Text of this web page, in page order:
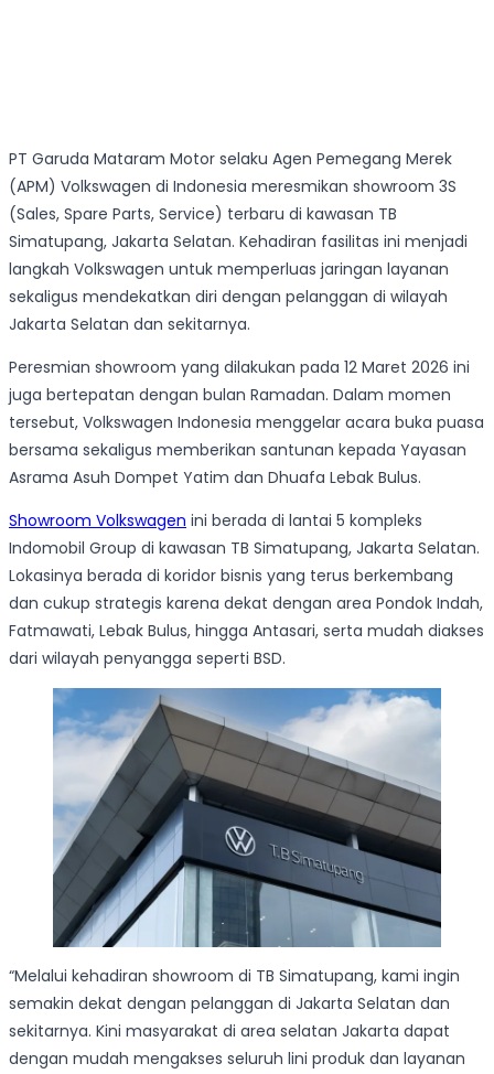
PT Garuda Mataram Motor selaku Agen Pemegang Merek
(APM) Volkswagen di Indonesia meresmikan showroom 3S
(Sales, Spare Parts, Service) terbaru di kawasan TB
Simatupang, Jakarta Selatan. Kehadiran fasilitas ini menjadi
langkah Volkswagen untuk memperluas jaringan layanan
sekaligus mendekatkan diri dengan pelanggan di wilayah
Jakarta Selatan dan sekitarnya.
Peresmian showroom yang dilakukan pada 12 Maret 2026 ini
juga bertepatan dengan bulan Ramadan. Dalam momen
tersebut, Volkswagen Indonesia menggelar acara buka puasa
bersama sekaligus memberikan santunan kepada Yayasan
Asrama Asuh Dompet Yatim dan Dhuafa Lebak Bulus.
Showroom Volkswagen ini berada di lantai 5 kompleks
Indomobil Group di kawasan TB Simatupang, Jakarta Selatan.
Lokasinya berada di koridor bisnis yang terus berkembang
dan cukup strategis karena dekat dengan area Pondok Indah,
Fatmawati, Lebak Bulus, hingga Antasari, serta mudah diakses
dari wilayah penyangga seperti BSD.
“Melalui kehadiran showroom di TB Simatupang, kami ingin
semakin dekat dengan pelanggan di Jakarta Selatan dan
sekitarnya. Kini masyarakat di area selatan Jakarta dapat
dengan mudah mengakses seluruh lini produk dan layanan